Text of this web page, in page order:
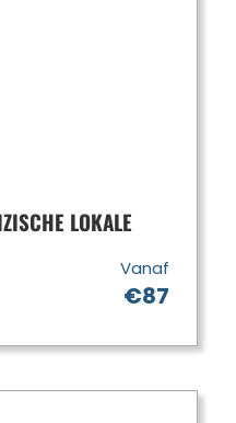
LOKALE
Vanaf
€87